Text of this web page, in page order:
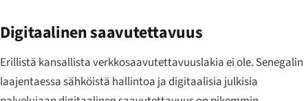
Digitaalinen saavutettavuus
Erillistä kansallista verkkosaavutettavuuslakia ei ole. Senegalin
laajentaessa sähköistä hallintoa ja digitaalisia julkisia